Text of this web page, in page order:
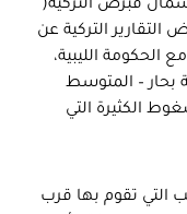
قبرص التركية(
بعض التقارير التركية عن
الحكومة الليبية،
بحار – المتوسط
الكثيرة التي
التي تقوم بها قرب